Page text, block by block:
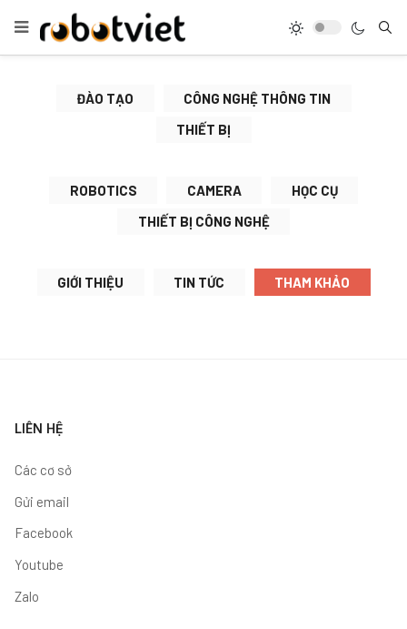
ĐÀO TẠO
CÔNG NGHỆ THÔNG TIN
THIẾT BỊ
ROBOTICS CAMERA
HỌC CỤ
THIẾT BỊ CÔNG NGHỆ
GIỚI THIỆU TIN TỨC THAM KHẢO
LIÊN HỆ
Các cơ sở
Gửi email
Facebook
Youtube
Zalo